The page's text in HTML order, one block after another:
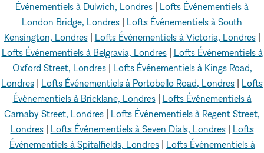
Événementiels à Dulwich, Londres
Lofts Événementiels à
London Bridge, Londres
Lofts Événementiels à South
Kensington, Londres| Lofts Événementiels à Victoria, Londres|
Lofts Événementiels à Belgravia, Londres| Lofts Événementiels à
Oxford Street, Londres| Lofts Événementiels à Kings Road,
Londres
Lofts Événementiels à Portobello Road, Londres
Lofts
Événementiels à Bricklane, Londres| Lofts Événementiels à
Carnaby Street, Londres
Lofts Événementiels à Regent Street,
Londres| Lofts Événementiels à Seven Dials, Londres| Lofts
Événementiels à Spitalfields, Londres| Lofts Événementiels à